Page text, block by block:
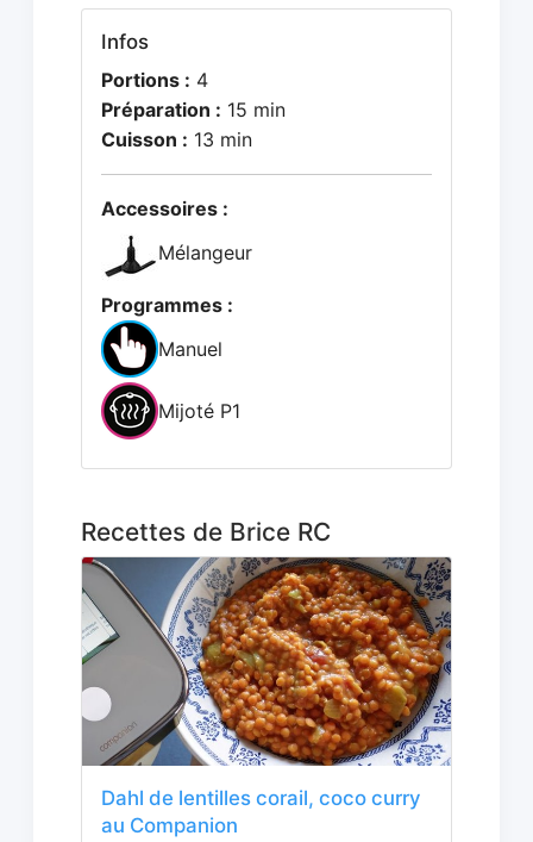
Infos
Portions : 4
Préparation : 15 min
Cuisson : 13 min
Accessoires :
Mélangeur
Programmes :
Manuel
Mijoté P1
Recettes de Brice RC
Dahl de lentilles corail, coco curry
au Companion